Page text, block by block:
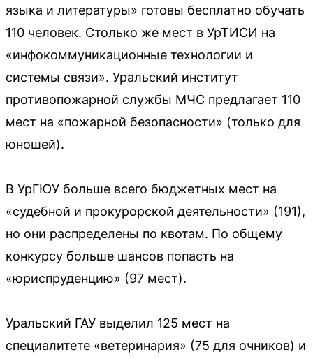
языка и литературы» готовы бесплатно обучать
110 человек. Столько же мест в УрТИСИ на
«инфокоммуникационные технологии и
системы связи». Уральский институт
противопожарной службы МЧС предлагает 110
мест на «пожарной безопасности» (только для
юношей).
В УрГЮУ больше всего бюджетных мест на
«судебной и прокурорской деятельности» (191),
но они распределены по квотам. По общему
конкурсу больше шансов попасть на
«юриспруденцию» (97 мест).
Уральский ГАУ выделил 125 мест на
специалитете «ветеринария» (75 для очников) и